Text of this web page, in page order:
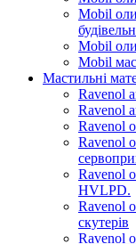
Mobil
Mobil
Mobil
Мастильні
Ravenol
Ravenol
Ravenol
Ravenol
Ravenol
HVLPD.
Ravenol
скутерів
Ravenol